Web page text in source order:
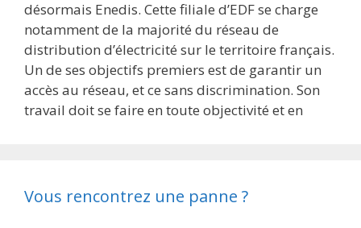
désormais Enedis. Cette filiale d’EDF se charge
notamment de la majorité du réseau de
distribution d’électricité sur le territoire français.
Un de ses objectifs premiers est de garantir un
accès au réseau, et ce sans discrimination. Son
travail doit se faire en toute objectivité et en
Vous rencontrez une panne ?